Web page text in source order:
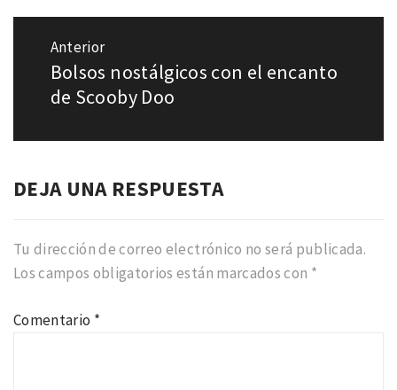
Navegación
entradas
Anterior
Entrada
anterior:
Bolsos nostálgicos con el encanto
de Scooby Doo
DEJA UNA RESPUESTA
Tu dirección de correo electrónico no será publicada.
Los campos obligatorios están marcados con *
Comentario *